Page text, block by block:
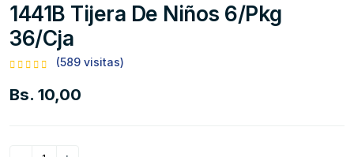
1441B Tijera De Niños 6/pkg
36/cja
(589 visitas)
Bs. 10,00